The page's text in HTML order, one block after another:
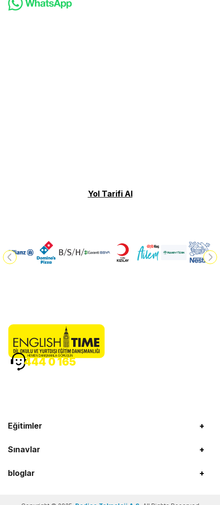
Yol Tarifi Al
Eğitimler +
Sınavlar +
bloglar +
HEMEN DANIŞMANLA GÖRÜŞÜN
444 0 165